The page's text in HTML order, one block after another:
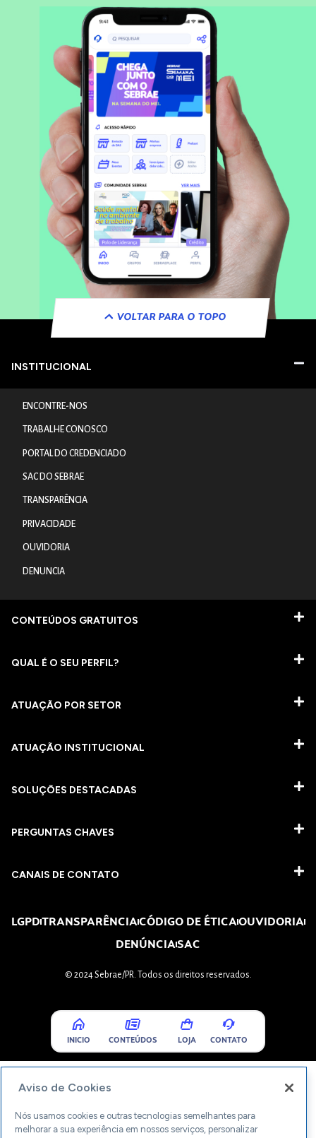
VOLTAR PARA O TOPO
INSTITUCIONAL
ENCONTRE-NOS
TRABALHE CONOSCO
PORTAL DO CREDENCIADO
SAC DO SEBRAE
TRANSPARÊNCIA
PRIVACIDADE
OUVIDORIA
DENUNCIA
CONTEÚDOS GRATUITOS
QUAL É O SEU PERFIL?
ATUAÇÃO POR SETOR
ATUAÇÃO INSTITUCIONAL
SOLUÇÕES DESTACADAS
PERGUNTAS CHAVES​
CANAIS DE CONTATO
LGPDTRANSPARÊNCIACÓDIGO DE ÉTICAOUVIDORIA
DENÚNCIASAC
© 2024 Sebrae/PR. Todos os direitos reservados.
INICIO CONTEÚDOS LOJA CONTATO
Aviso de Cookies
Nós usamos cookies e outras tecnologias semelhantes para
melhorar a sua experiência em nossos serviços, personalizar